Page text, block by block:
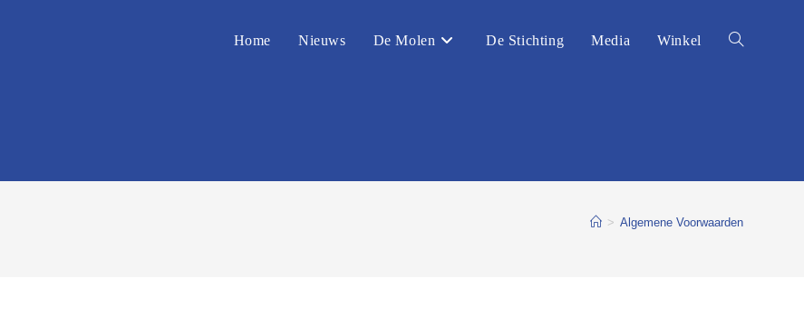
Home Nieuws De Molen De Stichting Media Winkel
Toggle
> Algemene Voorwaarden